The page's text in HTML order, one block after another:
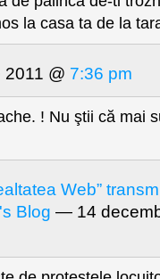
la casa ta de la
@ 7:36 pm
! Nu ştii că mai
Web”
Blog — 14